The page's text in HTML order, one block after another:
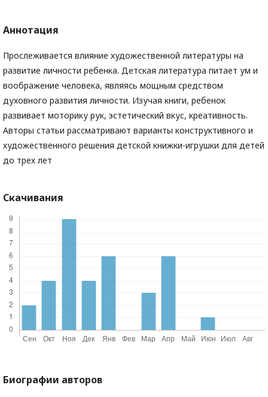
Аннотация
Прослеживается влияние художественной литературы на
развитие личности ребенка. Детская литература питает ум и
воображение человека, являясь мощным средством
духовного развития личности. Изучая книги, ребенок
развивает моторику рук, эстетический вкус, креативность.
Авторы статьи рассматривают варианты конструктивного и
художественного решения детской книжки-игрушки для детей
до трех лет
Скачивания
Биографии авторов